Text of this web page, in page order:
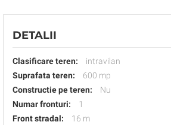
DETALII
Clasificare teren:
intravilan
Suprafata teren:
600 mp
Constructie pe teren:
Nu
Numar fronturi:
1
Front stradal:
16 m